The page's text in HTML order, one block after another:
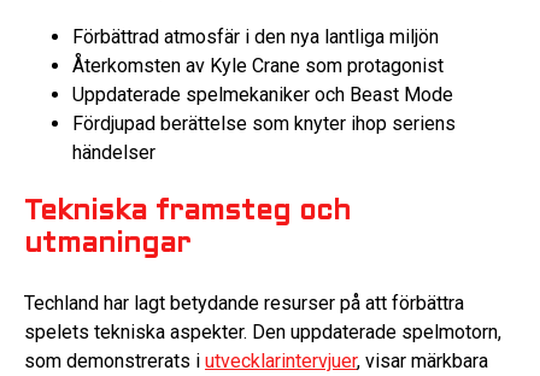
Förbättrad atmosfär i den nya lantliga miljön
Återkomsten av Kyle Crane som protagonist
Uppdaterade spelmekaniker och Beast Mode
Fördjupad berättelse som knyter ihop seriens
händelser
Tekniska framsteg och
utmaningar
Techland har lagt betydande resurser på att förbättra
spelets tekniska aspekter. Den uppdaterade spelmotorn,
som demonstrerats i utvecklarintervjuer, visar märkbara